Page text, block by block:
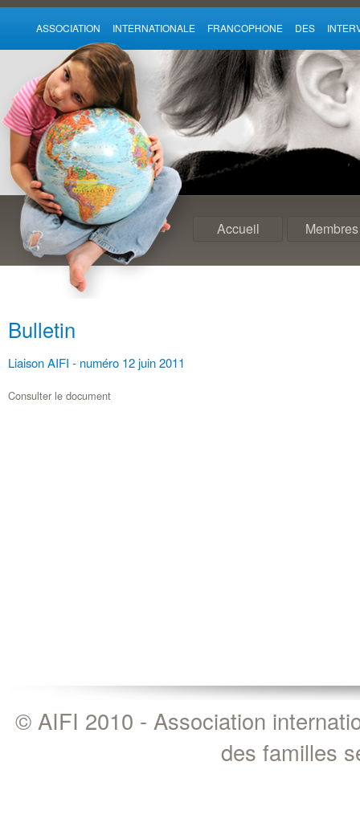
ASSOCIATION INTERNATIONALE FRANCOPHONE DES
Accueil Membres
Bulletin
Liaison AIFI - numéro 12 juin 2011
Consulter le document
© AIFI 2010 - Association
des familles